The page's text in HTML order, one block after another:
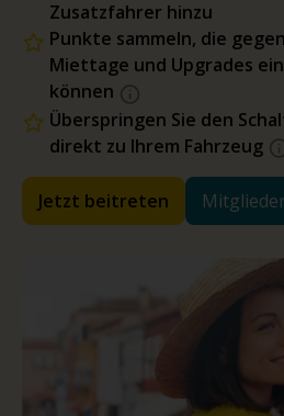
Zusatzfahrer hinzu
Punkte sammeln, die
Miettage und Upgrades
können
Überspringen Sie den
direkt zu Ihrem Fahrzeug
Jetzt beitreten